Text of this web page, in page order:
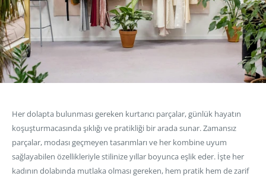
Her dolapta bulunması gereken kurtarıcı parçalar, günlük hayatın
koşuşturmacasında şıklığı ve pratikliği bir arada sunar. Zamansız
parçalar, modası geçmeyen tasarımları ve her kombine uyum
sağlayabilen özellikleriyle stilinize yıllar boyunca eşlik eder. İşte her
kadının dolabında mutlaka olması gereken, hem pratik hem de zarif